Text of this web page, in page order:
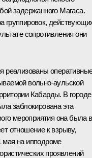
задержанного Магаса.
группировок,
сопротивления они
реализованы
вольно-аульской
Кабарды. В городе
заблокирована эта
мероприятия она была
отношение к взрыву,
на ипподроме
проявлений